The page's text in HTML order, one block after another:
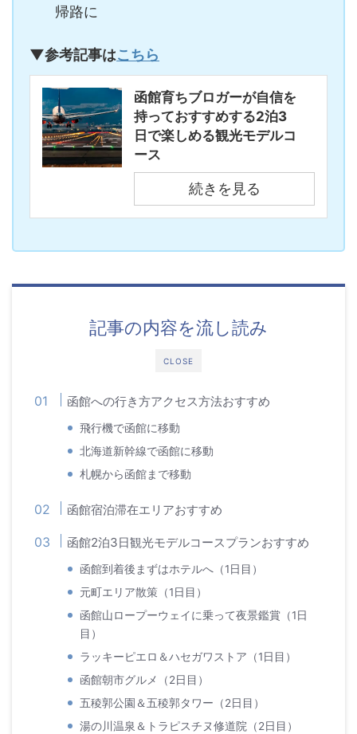
帰路に
▼参考記事はこちら
函館育ちブロガーが自信を
持っておすすめする2泊3
日で楽しめる観光モデルコ
ース
続きを見る
CLOSE
記事の内容を流し読み
函館への行き方アクセス方法おすすめ
飛行機で函館に移動
北海道新幹線で函館に移動
札幌から函館まで移動
函館宿泊滞在エリアおすすめ
函館2泊3日観光モデルコースプランおすすめ
函館到着後まずはホテルへ（1日目）
元町エリア散策（1日目）
函館山ロープーウェイに乗って夜景鑑賞（1日
目）
ラッキーピエロ＆ハセガワストア（1日目）
函館朝市グルメ（2日目）
五稜郭公園＆五稜郭タワー（2日目）
湯の川温泉＆トラピスチヌ修道院（2日目）